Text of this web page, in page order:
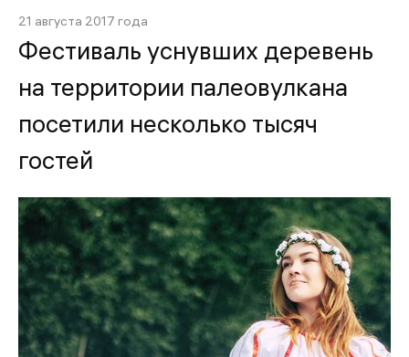
21 августа 2017 года
Фестиваль уснувших деревень
на территории палеовулкана
посетили несколько тысяч
гостей